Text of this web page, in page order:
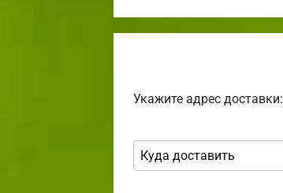
Укажите адрес доставки: